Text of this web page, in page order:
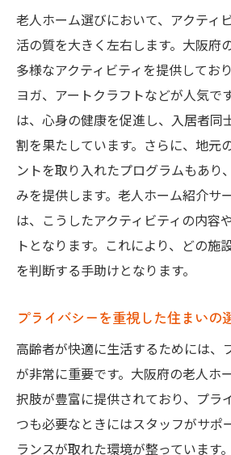
老人ホーム選びにおいて、アクティ
活の質を大きく左右します。大阪府
多様なアクティビティを提供してお
ヨガ、アートクラフトなどが人気で
は、心身の健康を促進し、入居者同
割を果たしています。さらに、地元
ントを取り入れたプログラムもあり
みを提供します。老人ホーム紹介サ
は、こうしたアクティビティの内容
トとなります。これにより、どの施
を判断する手助けとなります。
プライバシーを重視した住まいの
高齢者が快適に生活するためには、
が非常に重要です。大阪府の老人ホ
択肢が豊富に提供されており、プラ
つも必要なときにはスタッフがサポ
ランスが取れた環境が整っています